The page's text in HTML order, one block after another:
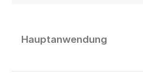
Hauptanwendung